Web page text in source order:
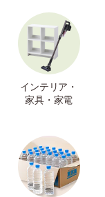
インテリア・
家具・家電